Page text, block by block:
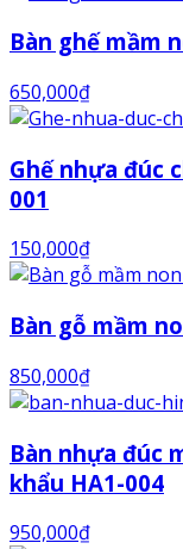
Bàn ghế mầm
650,000₫
Ghế nhựa đúc
001
150,000₫
Bàn gỗ mầm
850,000₫
Bàn nhựa đúc
khẩu HA1-004
950,000₫